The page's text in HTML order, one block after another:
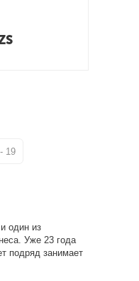
один из
Уже 23 года
подряд занимает
19